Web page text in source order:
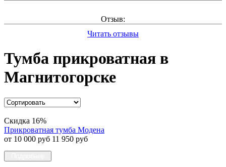
Отзыв:
Читать отзывы
Тумба прикроватная в
Магнитогорске
Скидка 16%
Прикроватная тумба Модена
от 10 000 руб 11 950 руб